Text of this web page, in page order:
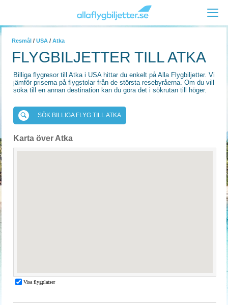
Resmål / USA / Atka
FLYGBILJETTER TILL ATKA
Billiga flygresor till Atka i USA hittar du enkelt på Alla Flygbiljetter. Vi
jämför priserna på flygstolar från de största resebyråerna. Om du vill
söka till en annan destination kan du göra det i sökrutan till höger.
SÖK BILLIGA FLYG TILL ATKA
Karta över Atka